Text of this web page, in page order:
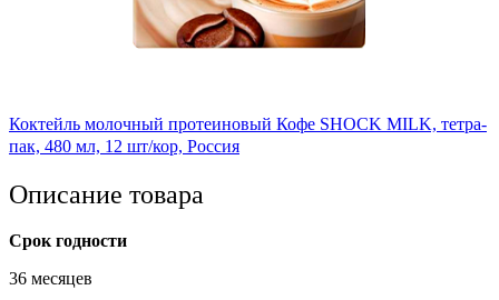
Коктейль молочный протеиновый Кофе SHOCK MILK, тетра-
пак, 480 мл, 12 шт/кор, Россия
Описание товара
Срок годности
36 месяцев